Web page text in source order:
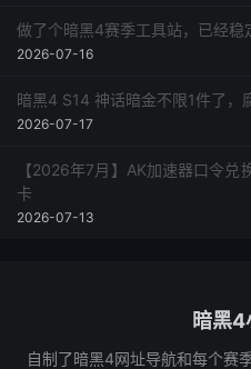
做了个暗黑4赛季工具站，已经稳
2026-07-16
暗黑4 S14 神话暗金不限1件了，
2026-07-17
【2026年7月】AK加速器口令
卡
2026-07-13
暗黑4
自制了暗黑4网址导航和每个赛